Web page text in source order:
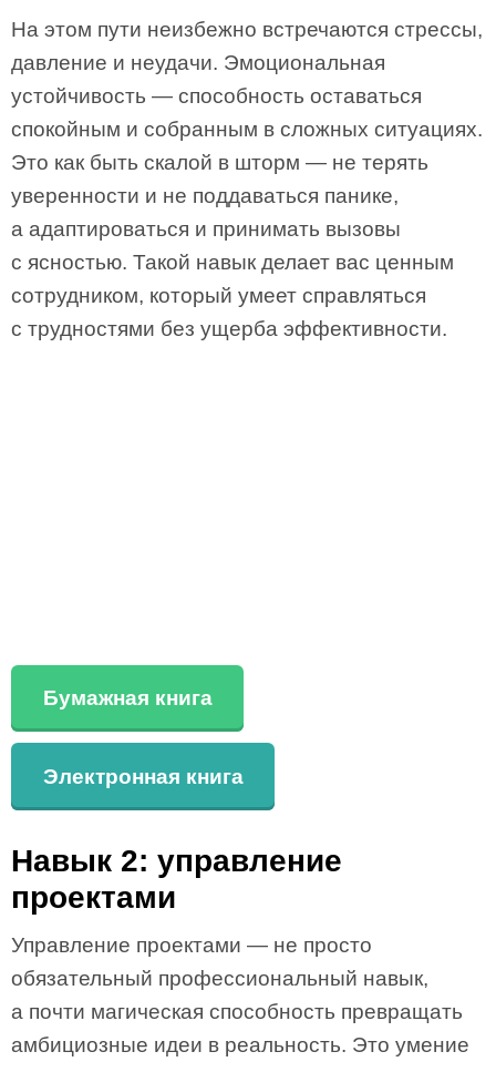
На этом пути неизбежно встречаются стрессы,
давление и неудачи. Эмоциональная
устойчивость — способность оставаться
спокойным и собранным в сложных ситуациях.
Это как быть скалой в шторм — не терять
уверенности и не поддаваться панике,
а адаптироваться и принимать вызовы
с ясностью. Такой навык делает вас ценным
сотрудником, который умеет справляться
с трудностями без ущерба эффективности.
Бумажная книга
Электронная книга
Навык 2: управление
проектами
Управление проектами — не просто
обязательный профессиональный навык,
а почти магическая способность превращать
амбициозные идеи в реальность. Это умение